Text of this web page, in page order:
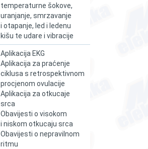
temperaturne šokove,
uranjanje, smrzavanje
i otapanje, led i ledenu
kišu te udare i vibracije
Aplikacija EKG
Aplikacija za praćenje
ciklusa s retrospektivnom
procjenom ovulacije
Aplikacija za otkucaje
srca
Obavijesti o visokom
i niskom otkucaju srca
Obavijesti o nepravilnom
ritmu